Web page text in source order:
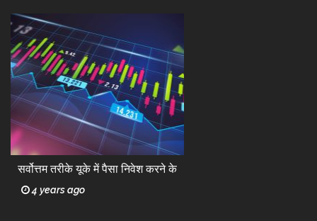
सर्वोत्तम तरीके यूके में पैसा निवेश करने के
4 years ago